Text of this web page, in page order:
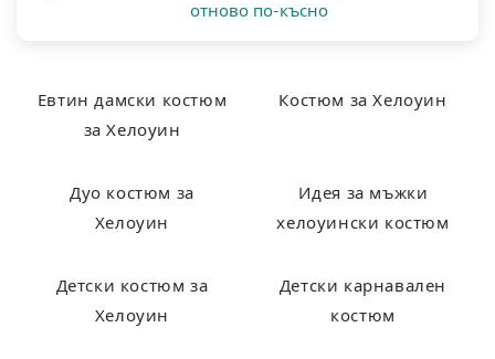
отново по-късно
Евтин дамски костюм
за Хелоуин
Костюм за Хелоуин
Дуо костюм за
Хелоуин
Идея за мъжки
хелоуински костюм
Детски костюм за
Хелоуин
Детски карнавален
костюм